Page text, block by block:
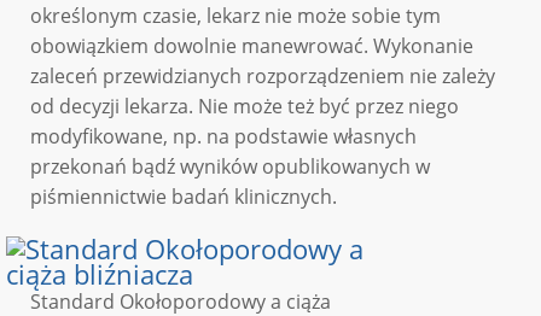
określonym czasie, lekarz nie może sobie tym
obowiązkiem dowolnie manewrować. Wykonanie
zaleceń przewidzianych rozporządzeniem nie zależy
od decyzji lekarza. Nie może też być przez niego
modyfikowane, np. na podstawie własnych
przekonań bądź wyników opublikowanych w
piśmiennictwie badań klinicznych.
Standard Okołoporodowy a ciąża